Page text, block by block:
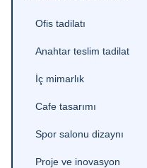
Ofis tadilatı
Anahtar teslim tadilat
İç mimarlık
Cafe tasarımı
Spor salonu dizaynı
Proje ve inovasyon